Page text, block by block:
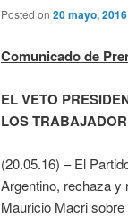
Posted on 20 mayo, 2016
Comunicado de
EL VETO
LOS
(20.05.16) – El
Argentino, rechaza y
Mauricio Macri